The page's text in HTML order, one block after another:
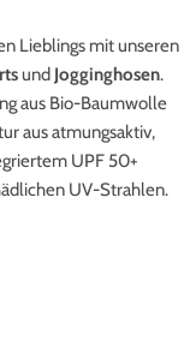
Lieblings mit unseren
und Jogginghosen.
aus Bio-Baumwolle
aus atmungsaktiv,
UPF 50+
UV-Strahlen.